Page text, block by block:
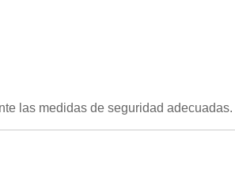
las medidas de seguridad adecuadas.